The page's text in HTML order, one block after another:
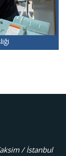
/ İstanbul